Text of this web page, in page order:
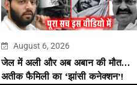
August 6, 2026
जेल में अली और अब अबान की मौत…
अतीक फैमिली का ‘झांसी कनेक्शन’!